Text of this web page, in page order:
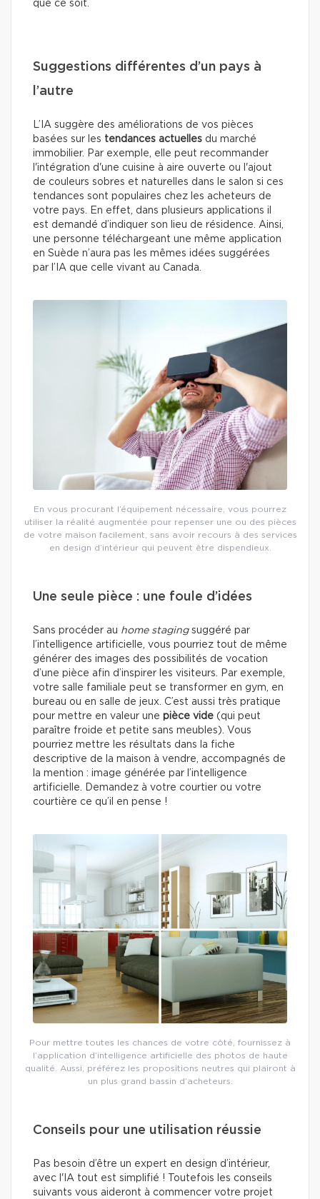
que ce soit.
Suggestions différentes d’un pays à
l’autre
L’IA suggère des améliorations de vos pièces
basées sur les tendances actuelles du marché
immobilier. Par exemple, elle peut recommander
l'intégration d'une cuisine à aire ouverte ou l'ajout
de couleurs sobres et naturelles dans le salon si ces
tendances sont populaires chez les acheteurs de
votre pays. En effet, dans plusieurs applications il
est demandé d’indiquer son lieu de résidence. Ainsi,
une personne téléchargeant une même application
en Suède n’aura pas les mêmes idées suggérées
par l’IA que celle vivant au Canada.
En vous procurant l’équipement nécessaire, vous pourrez
utiliser la réalité augmentée pour repenser une ou des pièces
de votre maison facilement, sans avoir recours à des services
en design d’intérieur qui peuvent être dispendieux.
Une seule pièce : une foule d’idées
Sans procéder au home stagingsuggéré par
l’intelligence artificielle, vous pourriez tout de même
générer des images des possibilités de vocation
d’une pièce afin d’inspirer les visiteurs. Par exemple,
votre salle familiale peut se transformer en gym, en
bureau ou en salle de jeux. C’est aussi très pratique
pour mettre en valeur une pièce vide (qui peut
paraître froide et petite sans meubles). Vous
pourriez mettre les résultats dans la fiche
descriptive de la maison à vendre, accompagnés de
la mention : image générée par l’intelligence
artificielle. Demandez à votre courtier ou votre
courtière ce qu’il en pense !
Pour mettre toutes les chances de votre côté, fournissez à
l’application d’intelligence artificielle des photos de haute
qualité. Aussi, préférez les propositions neutres qui plairont à
un plus grand bassin d’acheteurs.
Conseils pour une utilisation réussie
Pas besoin d’être un expert en design d’intérieur,
avec l'IA tout est simplifié ! Toutefois les conseils
suivants vous aideront à commencer votre projet